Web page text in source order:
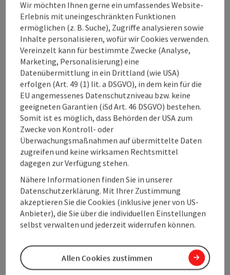
2.497
Einwohner
31 km²
Fläche
469 m
Seehöhe
48.03, 14.07
GPS-Koordinaten
Das ist los in Ried im Traunkreis
Unterkünfte
Einkaufen
Vereine
Wir möchten Ihnen gerne ein umfassendes Website-
Erlebnis mit uneingeschränkten Funktionen
ermöglichen (z. B. Suche), Zugriffe analysieren sowie
Inhalte personalisieren, wofür wir Cookies verwenden.
Vereinzelt kann für bestimmte Zwecke (Analyse,
Marketing, Personalisierung) eine
Datenübermittlung in ein Drittland (wie USA)
erfolgen (Art. 49 (1) lit. a DSGVO), in dem kein für die
EU angemessenes Datenschutzniveau bzw. keine
geeigneten Garantien (iSd Art. 46 DSGVO) bestehen.
Somit ist es möglich, dass Behörden der USA zum
Zwecke von Kontroll- oder
Überwachungsmaßnahmen auf übermittelte Daten
zugreifen und keine wirksamen Rechtsmittel
dagegen zur Verfügung stehen.
Nähere Informationen finden Sie in unserer
Datenschutzerklärung. Mit Ihrer Zustimmung
akzeptieren Sie die Cookies (inklusive jener von US-
Anbieter), die Sie über die individuellen Einstellungen
selbst verwalten und jederzeit widerrufen können.
Allen Cookies zustimmen